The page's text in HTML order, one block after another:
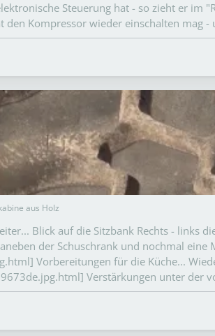
Steuerung hat - so zieht er im
den Kompressor wieder einschalten mag
aus Holz
Blick auf die Sitzbank Rechts - links
der Schuschrank und nochmal
Vorbereitungen für die Küche...
Verstärkungen unter der